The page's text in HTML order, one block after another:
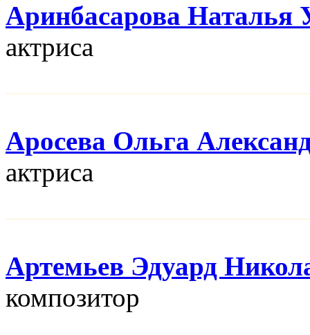
Аринбасарова Наталья
актриса
Аросева Ольга
актриса
Артемьев Эдуард
композитор